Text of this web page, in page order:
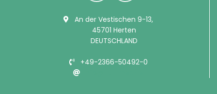
An der Vestischen 9-13,
45701 Herten
DEUTSCHLAND
+49-2366-50492-0